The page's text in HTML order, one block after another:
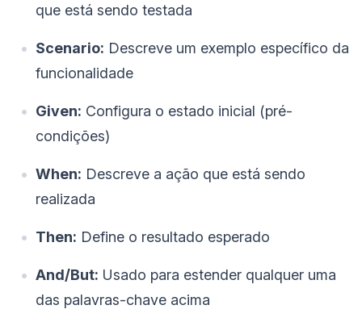
que está sendo testada
Scenario: Descreve um exemplo específico da
funcionalidade
Given: Configura o estado inicial (pré-
condições)
When: Descreve a ação que está sendo
realizada
Then: Define o resultado esperado
And/But: Usado para estender qualquer uma
das palavras-chave acima